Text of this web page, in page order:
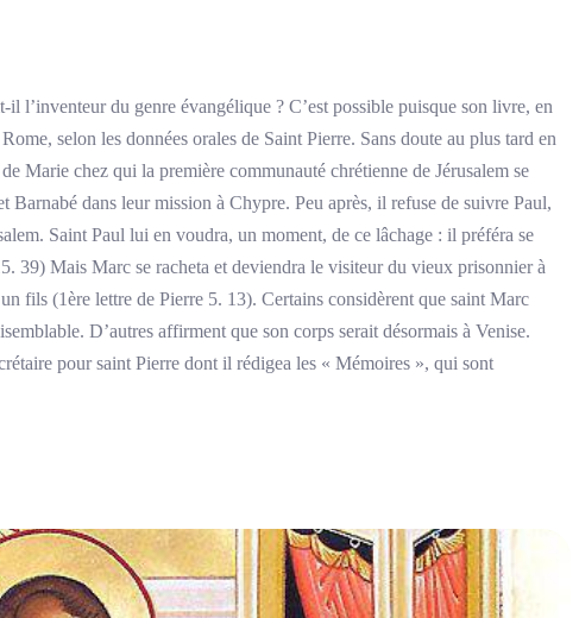
du genre évangélique ? C’est possible puisque son livre, en
selon les données orales de Saint Pierre. Sans doute au plus tard en
Marie chez qui la première communauté chrétienne de Jérusalem se
dans leur mission à Chypre. Peu après, il refuse de suivre Paul,
Saint Paul lui en voudra, un moment, de ce lâchage : il préféra se
39) Mais Marc se racheta et deviendra le visiteur du vieux prisonnier à
fils (1ère lettre de Pierre 5. 13). Certains considèrent que saint Marc
D’autres affirment que son corps serait désormais à Venise.
pour saint Pierre dont il rédigea les « Mémoires », qui sont